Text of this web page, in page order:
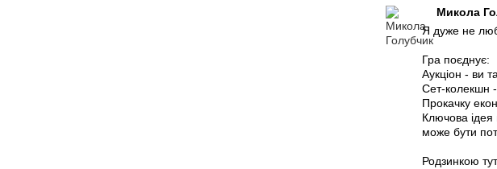
Микола
Я дуже не
Гра поєднує:
Аукціон - ви
Сет-колекшн -
Прокачку
Ключова ідея
може бути
Родзинкою